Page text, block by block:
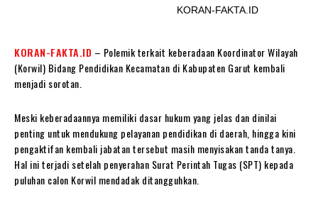
KORAN-FAKTA.ID
KORAN-FAKTA.ID – Polemik terkait keberadaan Koordinator Wilayah
(Korwil) Bidang Pendidikan Kecamatan di Kabupaten Garut kembali
menjadi sorotan.
Meski keberadaannya memiliki dasar hukum yang jelas dan dinilai
penting untuk mendukung pelayanan pendidikan di daerah, hingga kini
pengaktifan kembali jabatan tersebut masih menyisakan tanda tanya.
Hal ini terjadi setelah penyerahan Surat Perintah Tugas (SPT) kepada
puluhan calon Korwil mendadak ditangguhkan.